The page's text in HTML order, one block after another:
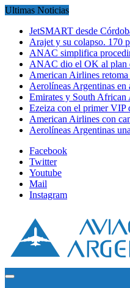
Ultimas Noticias
JetSMART desde
Arajet y su colapso. 170
ANAC simplifica
ANAC dio el OK al plan
American Airlines
Aerolíneas Argentinas
Emirates y South African
Ezeiza con el primer
American Airlines con
Aerolíneas Argentinas
Facebook
Twitter
Youtube
Mail
Instagram